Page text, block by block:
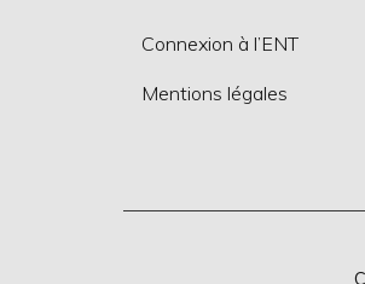
Connexion à l’ENT
Mentions légales